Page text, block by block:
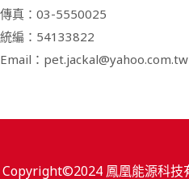
傳真：03-5550025
統編：54133822
Email：pet.jackal@yahoo.com.tw
Copyright©2024 鳳凰能源科技